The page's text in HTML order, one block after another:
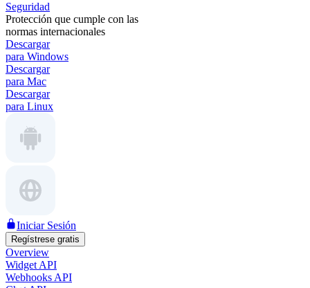
Seguridad
Protección que cumple con las
normas internacionales
Descargar
para Windows
Descargar
para Mac
Descargar
para Linux
Iniciar Sesión
Regístrese gratis
Overview
Widget API
Webhooks API